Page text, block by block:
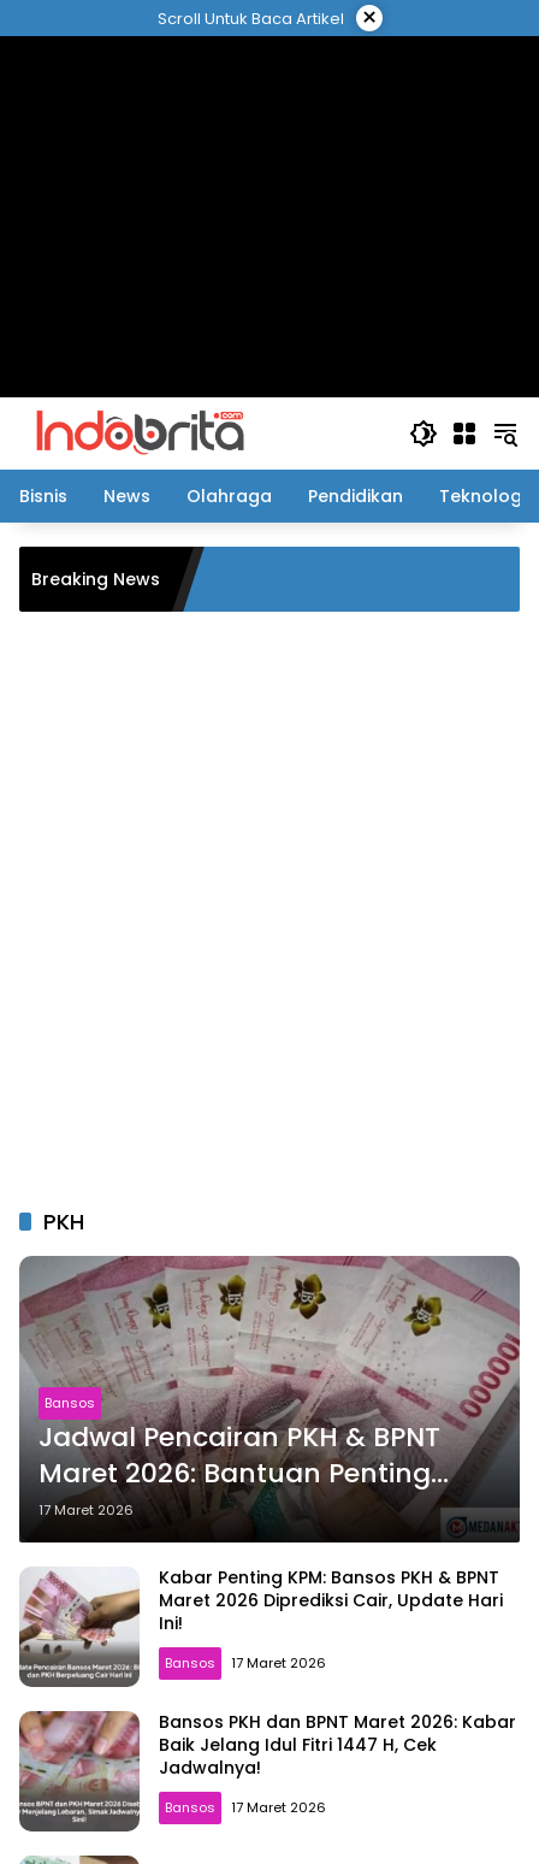
ke
Scroll Untuk Baca Artikel ×
Bisnis News Olahraga Pendidikan Teknologi
Breaking News
PKH
Bansos
Jadwal Pencairan PKH & BPNT
Maret 2026: Bantuan Penting
Jelang Hari Raya
17 Maret 2026
Kabar Penting KPM: Bansos PKH & BPNT
Maret 2026 Diprediksi Cair, Update Hari
Ini!
Bansos 17 Maret 2026
Bansos PKH dan BPNT Maret 2026: Kabar
Baik Jelang Idul Fitri 1447 H, Cek
Jadwalnya!
Bansos 17 Maret 2026